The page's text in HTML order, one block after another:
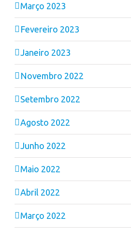
Março 2023
Fevereiro 2023
Janeiro 2023
Novembro 2022
Setembro 2022
Agosto 2022
Junho 2022
Maio 2022
Abril 2022
Março 2022